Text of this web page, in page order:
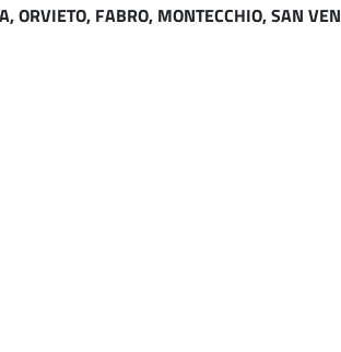
FABRO, MONTECCHIO, SAN